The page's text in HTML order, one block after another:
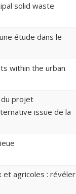
solid waste
étude dans le
within the urban
du projet
issue de la
et agricoles : révéler